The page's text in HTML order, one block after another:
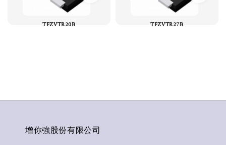
TFZVTR20B TFZVTR27B
增你強股份有限公司